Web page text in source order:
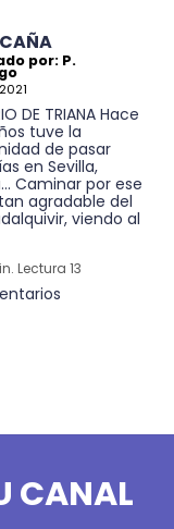
por: P.
DE TRIANA Hace
tuve la
de pasar
en Sevilla,
Caminar por ese
agradable del
viendo al
Lectura 13
CANAL